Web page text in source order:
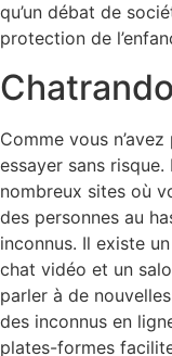
qu’un débat de
protection de
Comme vous
essayer sans risque.
nombreux sites où
des personnes au
inconnus. Il existe
chat vidéo et un
parler à de
des inconnus en
plates-formes